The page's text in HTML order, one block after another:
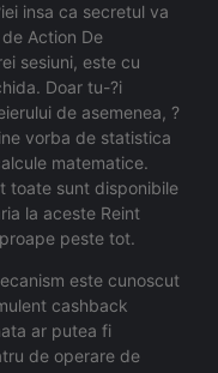
insa ca secretul va
Action De
sesiuni, este cu
Doar tu-?i
de asemenea, ?
vorba de statistica
matematice.
toate sunt disponibile
la aceste Reint
peste tot.
este cunoscut
cashback
ar putea fi
de operare de